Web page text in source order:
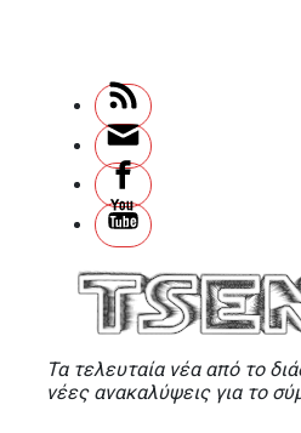
Τα τελευταία νέα από το
νέες ανακαλύψεις για το